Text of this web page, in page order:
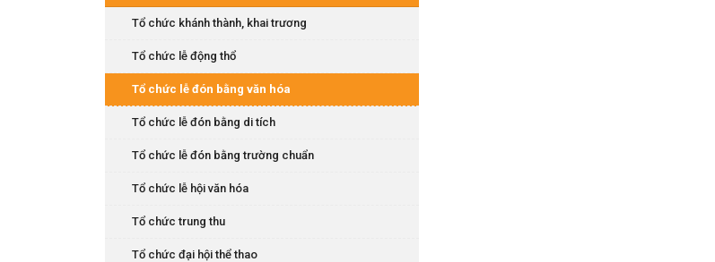
Tổ chức hội nghị khách hàng
Tổ chức họp báo, ra mắt sản phẩm
Tổ chức tiệc cuối năm
Tổ chức hội thi văn nghệ
Tổ chức khánh thành, khai trương
Tổ chức lễ động thổ
Tổ chức lễ đón bằng văn hóa
Tổ chức lễ đón bằng di tích
Tổ chức lễ đón bằng trường chuẩn
Tổ chức lễ hội văn hóa
Tổ chức trung thu
Tổ chức đại hội thể thao